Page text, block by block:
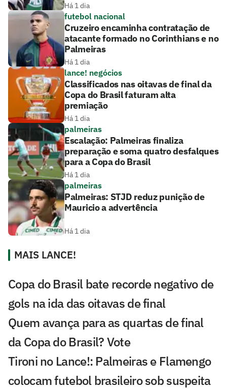
Há 1 dia
futebol nacional
Cruzeiro encaminha contratação de
atacante formado no Corinthians e no
Palmeiras
Há 1 dia
lance! negócios
Classificados nas oitavas de final da
Copa do Brasil faturam alta
premiação
Há 1 dia
palmeiras
Escalação: Palmeiras finaliza
preparação e soma quatro desfalques
para a Copa do Brasil
Há 1 dia
palmeiras
Palmeiras: STJD reduz punição de
Mauricio a advertência
Há 1 dia
MAIS LANCE!
Copa do Brasil bate recorde negativo de
gols na ida das oitavas de final
Quem avança para as quartas de final
da Copa do Brasil? Vote
Tironi no Lance!: Palmeiras e Flamengo
colocam futebol brasileiro sob suspeita